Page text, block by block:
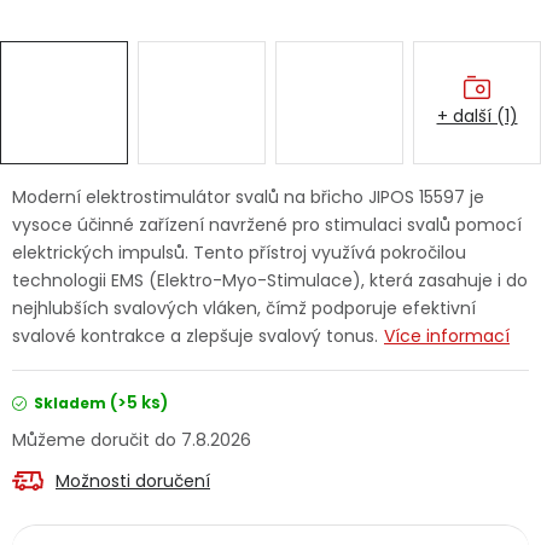
Značky
Jaký je aktuální stav mé objednávky?
Velkoobchodní spolupráce (B2B)
Moderní elektrostimulátor svalů na břicho JIPOS 15597 je
vysoce účinné zařízení navržené pro stimulaci svalů pomocí
elektrických impulsů. Tento přístroj využívá pokročilou
technologii EMS (Elektro-Myo-Stimulace), která zasahuje i do
nejhlubších svalových vláken, čímž podporuje efektivní
svalové kontrakce a zlepšuje svalový tonus. Více informací
Skladem (>5 ks)
7.8.2026
Možnosti doručení
+ další (1)